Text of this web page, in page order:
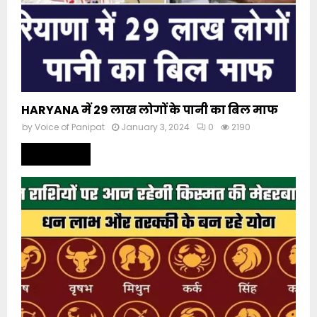
HARYANA में 29 लाख लोगों के पानी का बिल माफ
byVoice of Panipat January 3, 2024 0 2190